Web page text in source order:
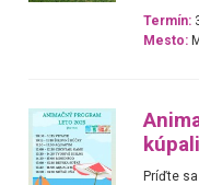
Termín:
Mesto:
Príďte